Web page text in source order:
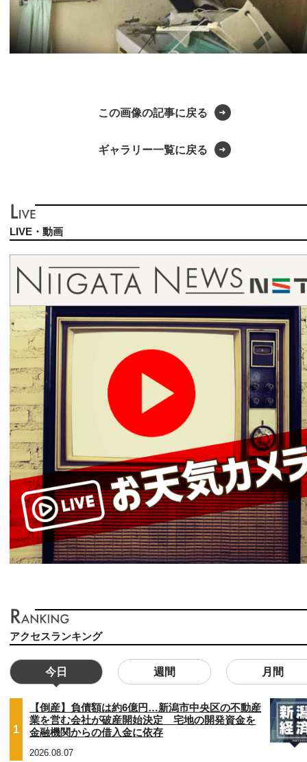
この画像の記事に戻る
ギャラリー一覧に戻る
LIVE・動画
アクセスランキング
今日 週間 月間
1
【倒産】負債額は約6億円…新潟市中央区の不動産
業を営む会社が破産開始決定 宅地の開発資金を
金融機関からの借入金に依存
2026.08.07